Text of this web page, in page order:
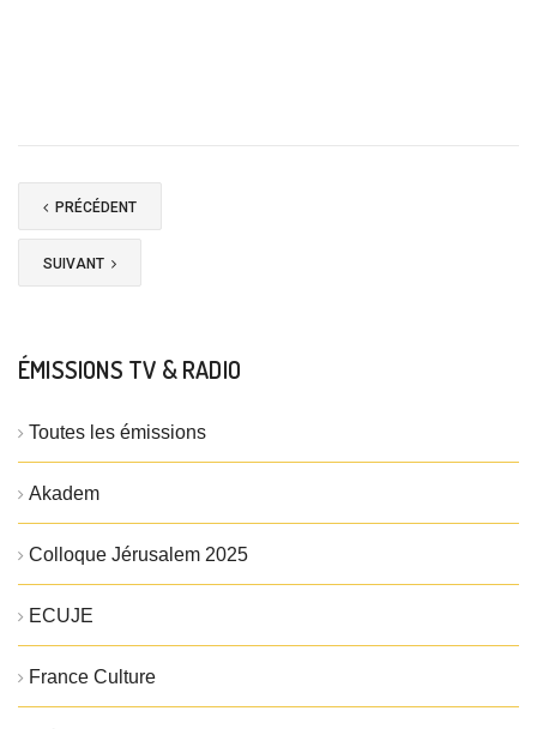
PRÉCÉDENT
SUIVANT
ÉMISSIONS TV & RADIO
Toutes les émissions
Akadem
Colloque Jérusalem 2025
ECUJE
France Culture